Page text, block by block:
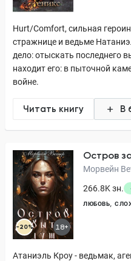
Hurt/Comfort, сильная
стражнице и ведьме
дело: отыскать последнего
находит его: в пыточной
войне.
Читать книгу В
-20% 18+
Остров
Морвейн
266.8K зн.
ЛЮБОВЬ
Атаниэль Кроу - ведьмак,